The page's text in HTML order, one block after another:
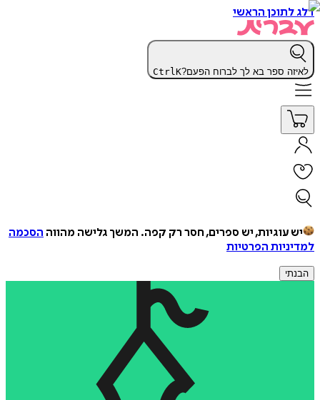
דלג לתוכן הראשי
לאיזה ספר בא לך לברוח הפעם? CtrlK
יש עוגיות, יש ספרים, חסר רק קפה. המשך גלישה מהווה הסכמה
למדיניות הפרטיות
הבנתי